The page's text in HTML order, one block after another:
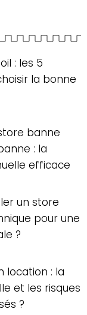
: les 5
la bonne
banne
: la
efficace
un store
pour une
?
location : la
et les risques
?